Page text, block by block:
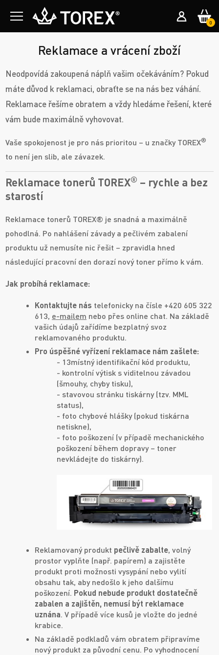
0
Reklamace a vrácení zboží
Neodpovídá zakoupená náplň vašim očekáváním? Pokud
máte důvod k reklamaci, obraťte se na nás bez váhání.
Reklamace řešíme obratem a vždy hledáme řešení, které
vám bude maximálně vyhovovat.
Vaše spokojenost je pro nás prioritou – u značky TOREX®
to není jen slib, ale závazek.
Reklamace tonerů TOREX® – rychle a bez
starostí
Reklamace tonerů TOREX® je snadná a maximálně
pohodlná. Po nahlášení závady a pečlivém zabalení
produktu už nemusíte nic řešit – zpravidla hned
následující pracovní den dorazí nový toner přímo k vám.
Jak probíhá reklamace:
Kontaktujte nás telefonicky na čísle +420 605 322
613, e-mailem nebo přes online chat. Na základě
vašich údajů zařídíme bezplatný svoz
reklamovaného produktu.
Pro úspěšné vyřízení reklamace nám zašlete:
- 13místný identifikační kód produktu,
- kontrolní výtisk s viditelnou závadou
(šmouhy, chyby tisku),
- stavovou stránku tiskárny (tzv. MML
status),
- foto chybové hlášky (pokud tiskárna
netiskne),
- foto poškození (v případě mechanického
poškození během dopravy – toner
nevkládejte do tiskárny).
Reklamovaný produkt pečlivě zabalte, volný
prostor vyplňte (např. papírem) a zajistěte
produkt proti možnosti vysypání nebo vylití
obsahu tak, aby nedošlo k jeho dalšímu
poškození. Pokud nebude produkt dostatečně
zabalen a zajištěn, nemusí být reklamace
uznána. V případě více kusů je vložte do jedné
krabice.
Na základě podkladů vám obratem připravíme
nový produkt za původní cenu. Po vyhodnocení